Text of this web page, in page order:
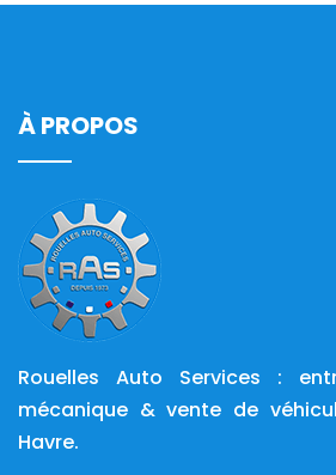
À PROPOS
Rouelles Auto Services :
mécanique & vente de
Havre.